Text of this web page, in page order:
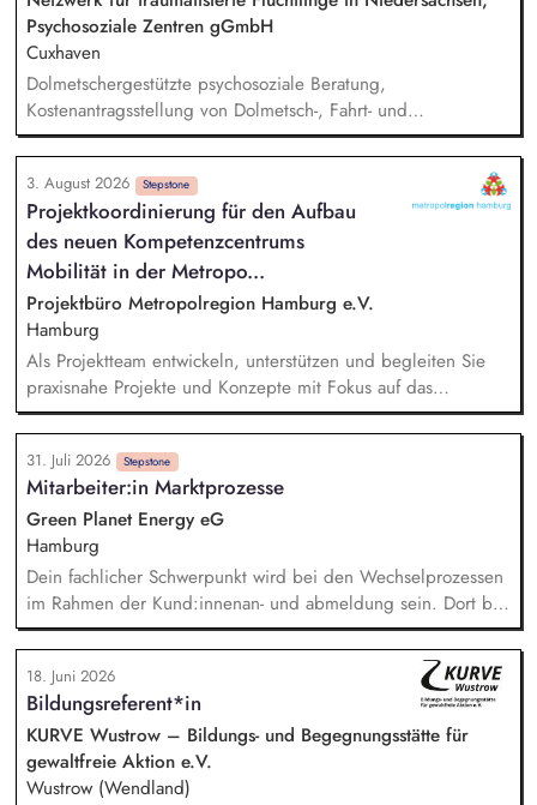
Psychosoziale Zentren gGmbH
Cuxhaven
Dolmetschergestützte psychosoziale Beratung,
Kostenantragsstellung von Dolmetsch-, Fahrt- und
Therapiekosten, Mitarbeit in externen Netzwerken und
Arbeitsgruppen, Vermittlung in die psychiatrische /
psychotherapeutische Regelversorgung.
3. August 2026 Stepstone
Projektkoordinierung für den Aufbau
des neuen Kompetenzcentrums
Mobilität in der Metropo...
Projektbüro Metropolregion Hamburg e.V.
Hamburg
Als Projektteam entwickeln, unterstützen und begleiten Sie
praxisnahe Projekte und Konzepte mit Fokus auf das
Betriebliche und Schulische Mobilitätsmanagement.
konzipieren und erstellen Sie Informationsmaterialien für
Unternehmen und Schulen zur Förderung einer nachhaltigen
Mobilität und beraten Einrichtungen bei der Einführung und
Umsetzung von Maßnahmen des Mobilitätsmanagements.
organisieren und moderieren Sie Netzwerkveranstaltungen,
die Akteure der Region zusammenbringen und ihre
Zusammenarbeit fördern. identifizieren und akquirieren Sie
mögliche weitere Finanz- und Fördermittel für Projekte im
Kontext des Schulischen und Betrieblichen
Mobilitätsmanagements.
31. Juli 2026 Stepstone
Mitarbeiter:in Marktprozesse
Green Planet Energy eG
Hamburg
Dein fachlicher Schwerpunkt wird bei den Wechselprozessen
im Rahmen der Kund:innenan- und abmeldung sein. Dort bist
du für die eigenverantwortliche Bearbeitung aller anfallenden
Aufgaben zuständig. Im Austausch mit Marktpartnern, den
Kund:innen und angrenzenden Fachbereichen klärst du
offene Fragen und findest gemeinsam Lösungen. Du bist der
Second-Level-Support für den Kundenservice und
Geschäftskundenvertrieb.
18. Juni 2026
Bildungsreferent*in
KURVE Wustrow – Bildungs- und Begegnungsstätte für
gewaltfreie Aktion e.V.
Wustrow (Wendland)